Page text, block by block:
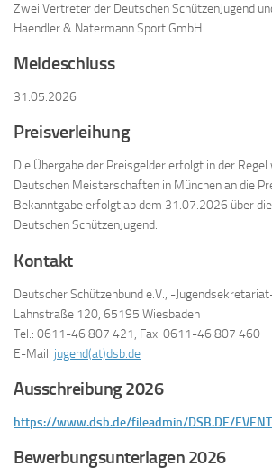
Zwei Vertreter der Deutschen SchützenJugend
Haendler & Natermann Sport GmbH.
Meldeschluss
31.05.2026
Preisverleihung
Die Übergabe der Preisgelder erfolgt in der
Deutschen Meisterschaften in München an die
Bekanntgabe erfolgt ab dem 31.07.2026 über
Deutschen SchützenJugend.
Kontakt
Deutscher Schützenbund e.V., -
Lahnstraße 120, 65195 Wiesbaden
Tel.: 0611-46 807 421, Fax: 0611-46 807 460
E-Mail: jugend(at)dsb.de
Ausschreibung 2026
https://www.dsb.de/fileadmin/DSB.DE/
Bewerbungsunterlagen 2026